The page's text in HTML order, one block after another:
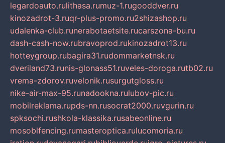
legardoauto.rulithasa.rumuz-1.rugooddver.ru
kinozadrot-3.ruqr-plus-promo.ru2shizashop.ru
udalenka-club.runerabotaetsite.rucarszona-bu.ru
dash-cash-now.rubravoprod.rukinozadrot13.ru
hotteygroup.rubagira31.rudommarketnsk.ru
dveriland73.runis-glonass51.ruveles-doroga.rutb02.ru
vrema-zdorov.ruvelonik.rusurgutgloss.ru
nike-air-max-95.runadookna.rulubov-pic.ru
mobilreklama.rupds-nn.rusocrat2000.ruvgurin.ru
spksochi.rushkola-klassika.rusabeonline.ru
mosoblfencing.rumasteroptica.rulucomoria.ru